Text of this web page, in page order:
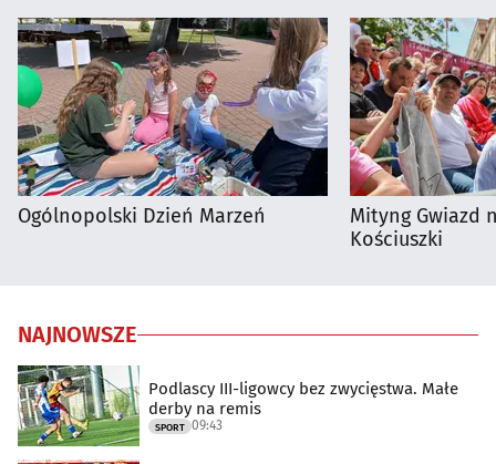
Ogólnopolski Dzień Marzeń
Mityng Gwiazd
Kościuszki
NAJNOWSZE
Podlascy III-ligowcy bez zwycięstwa. Małe
derby na remis
SPORT 09:43